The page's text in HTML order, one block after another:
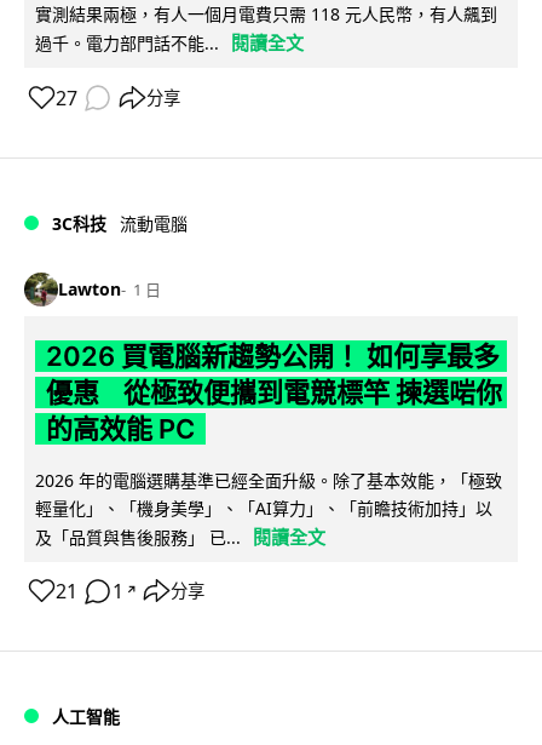
實測結果兩極，有人一個月電費只需 118 元人民幣，有人飆到
過千。電力部門話不能...
閱讀全文
27 分享
3C科技 流動電腦
Lawton 1 日
2026 買電腦新趨勢公開！ 如何享最多
優惠 從極致便攜到電競標竿 揀選啱你
的高效能 PC
2026 年的電腦選購基準已經全面升級。除了基本效能，「極致
輕量化」、「機身美學」、「AI算力」、「前瞻技術加持」以
及「品質與售後服務」 已...
閱讀全文
21 1 ↗ 分享
人工智能